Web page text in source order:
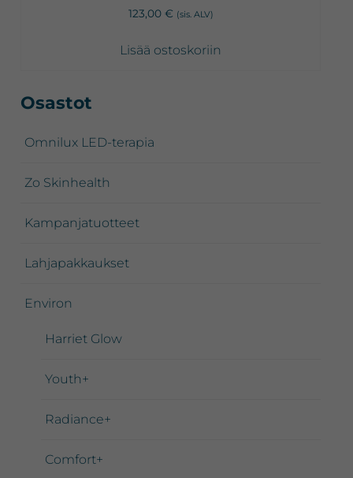
123,00 € (sis. ALV)
Lisää ostoskoriin
Ensisijainen
Osastot
Omnilux LED-terapia
Zo Skinhealth
Kampanjatuotteet
Lahjapakkaukset
Environ
Harriet Glow
Youth+
Radiance+
Comfort+